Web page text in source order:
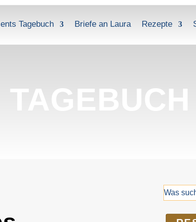
Tagebuch Briefe an Laura Rezepte